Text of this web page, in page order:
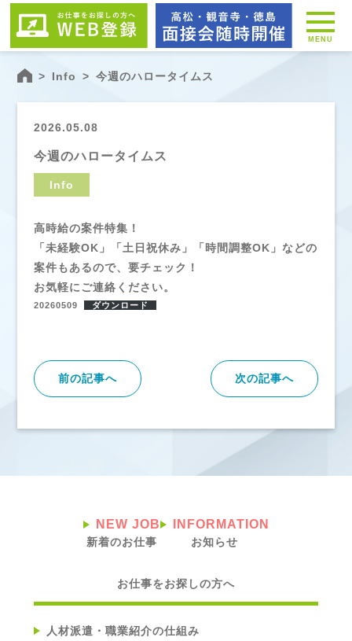
MENU
> Info > 今週のハロータイムス
2026.05.08
今週のハロータイムス
Info
高時給の案件特集！
「未経験OK」「土日祝休み」「時間調整OK」などの
案件もあるので、要チェック！
お気軽にご連絡ください。
20260509 ダウンロード
前の記事へ 次の記事へ
NEW JOB
新着のお仕事
INFORMATION
お知らせ
お仕事をお探しの方へ
人材派遣・職業紹介の仕組み